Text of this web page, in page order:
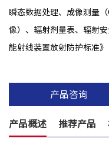
瞬态数据处理、成像测量
像）、辐射剂量表、辐射
能射线装置放射防护标准
产品咨询
产品概述 推荐产品